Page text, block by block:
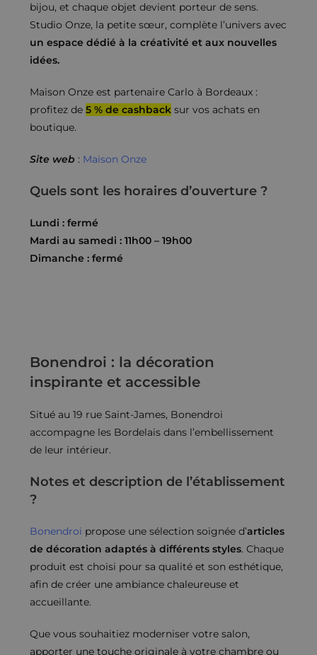
bijou, et chaque objet devient porteur de sens.
Studio Onze, la petite sœur, complète l’univers avec
un espace dédié à la créativité et aux nouvelles
idées.
Maison Onze est partenaire Carlo à Bordeaux :
profitez de5 % de cashback sur vos achats en
boutique.
Site web : Maison Onze
Quels sont les horaires d’ouverture ?
Lundi : fermé
Mardi au samedi : 11h00 – 19h00
Dimanche : fermé
Bonendroi : la décoration
inspirante et accessible
Situé au 19 rue Saint-James, Bonendroi
accompagne les Bordelais dans l’embellissement
de leur intérieur.
Notes et description de l’établissement
?
Bonendroi propose une sélection soignée d’articles
de décoration adaptés à différents styles. Chaque
produit est choisi pour sa qualité et son esthétique,
afin de créer une ambiance chaleureuse et
accueillante.
Que vous souhaitiez moderniser votre salon,
apporter une touche originale à votre chambre ou